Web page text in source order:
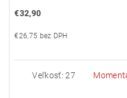
€32,90
€26,75 bez DPH
Veľkosť: 27